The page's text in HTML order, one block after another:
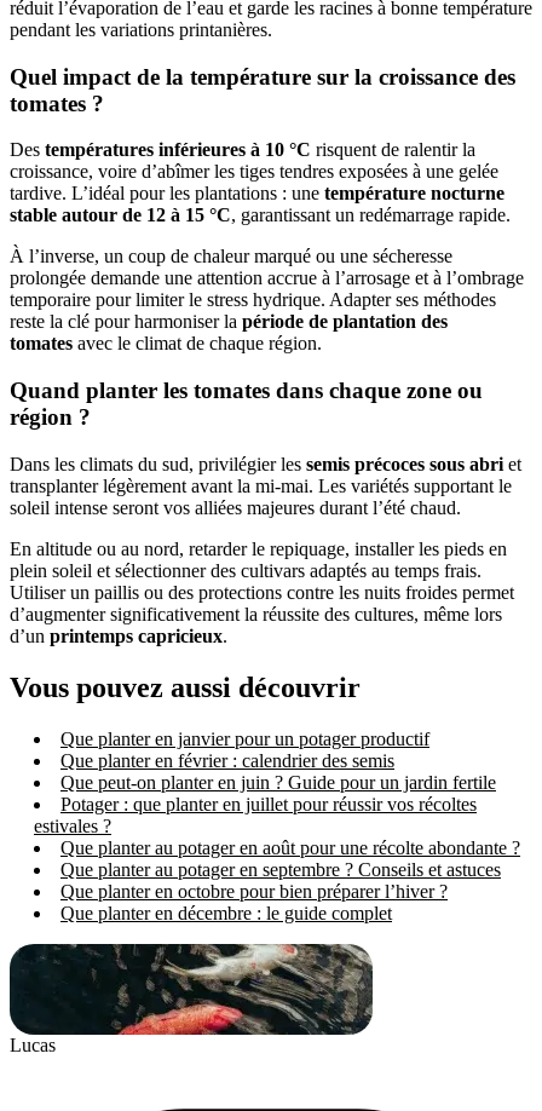
réduit l’évaporation de l’eau et garde les racines à bonne température
pendant les variations printanières.
Quel impact de la température sur la croissance des
tomates ?
Des températures inférieures à 10 °C risquent de ralentir la
croissance, voire d’abîmer les tiges tendres exposées à une gelée
tardive. L’idéal pour les plantations : une température nocturne
stable autour de 12 à 15 °C, garantissant un redémarrage rapide.
À l’inverse, un coup de chaleur marqué ou une sécheresse
prolongée demande une attention accrue à l’arrosage et à l’ombrage
temporaire pour limiter le stress hydrique. Adapter ses méthodes
reste la clé pour harmoniser la période de plantation des
tomates avec le climat de chaque région.
Quand planter les tomates dans chaque zone ou
région ?
Dans les climats du sud, privilégier les semis précoces sous abri et
transplanter légèrement avant la mi-mai. Les variétés supportant le
soleil intense seront vos alliées majeures durant l’été chaud.
En altitude ou au nord, retarder le repiquage, installer les pieds en
plein soleil et sélectionner des cultivars adaptés au temps frais.
Utiliser un paillis ou des protections contre les nuits froides permet
d’augmenter significativement la réussite des cultures, même lors
d’un printemps capricieux.
Vous pouvez aussi découvrir
Que planter en janvier pour un potager productif
Que planter en février : calendrier des semis
Que peut-on planter en juin ? Guide pour un jardin fertile
Potager : que planter en juillet pour réussir vos récoltes
estivales ?
Que planter au potager en août pour une récolte abondante ?
Que planter au potager en septembre ? Conseils et astuces
Que planter en octobre pour bien préparer l’hiver ?
Que planter en décembre : le guide complet
Lucas